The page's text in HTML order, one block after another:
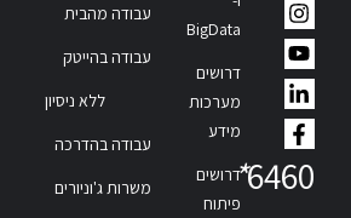
6460
*
BigData
דרושים
מערכות
מידע
דרושים
פיתוח
עבודה מהבית
עבודה בהייטק
ללא ניסיון
עבודה בהדרכה
משרות ג'וניורים